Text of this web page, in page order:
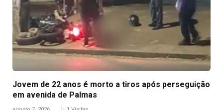
Jovem de 22 anos é morto a tiros após perseguição
em avenida de Palmas